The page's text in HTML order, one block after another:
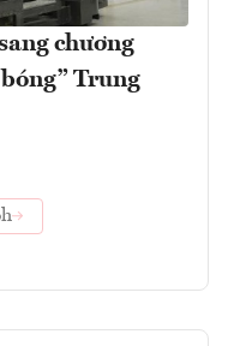
chương
Trung